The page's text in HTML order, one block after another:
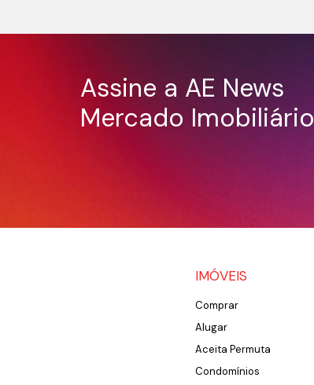
Assine a AE News
Mercado Imobiliário
IMÓVEIS
Comprar
Alugar
Aceita Permuta
Condomínios